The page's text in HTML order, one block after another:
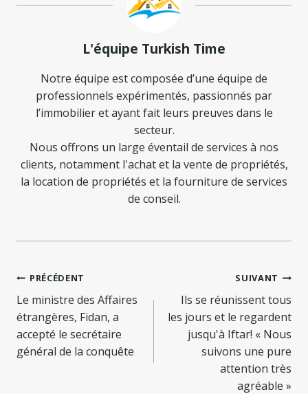
L'équipe Turkish Time
Notre équipe est composée d’une équipe de
professionnels expérimentés, passionnés par
l’immobilier et ayant fait leurs preuves dans le
secteur.
Nous offrons un large éventail de services à nos
clients, notamment l'achat et la vente de propriétés,
la location de propriétés et la fourniture de services
de conseil.
Navigation
de
l’article
PRÉCÉDENT
Le ministre des Affaires
étrangères, Fidan, a
accepté le secrétaire
général de la conquête
SUIVANT
Ils se réunissent tous
les jours et le regardent
jusqu'à Iftar! « Nous
suivons une pure
attention très
agréable »